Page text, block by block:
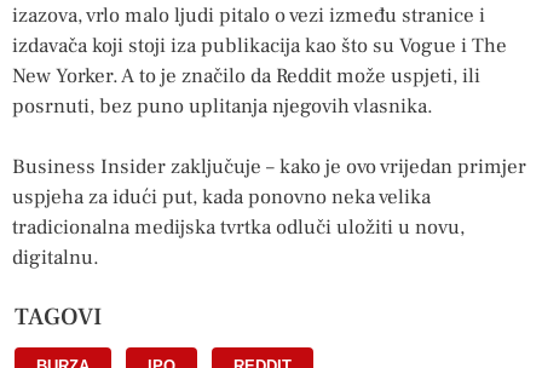
izazova, vrlo malo ljudi pitalo o vezi između stranice i
izdavača koji stoji iza publikacija kao što su Vogue i The
New Yorker. A to je značilo da Reddit može uspjeti, ili
posrnuti, bez puno uplitanja njegovih vlasnika.
Business Insider zaključuje – kako je ovo vrijedan primjer
uspjeha za idući put, kada ponovno neka velika
tradicionalna medijska tvrtka odluči uložiti u novu,
digitalnu.
TAGOVI